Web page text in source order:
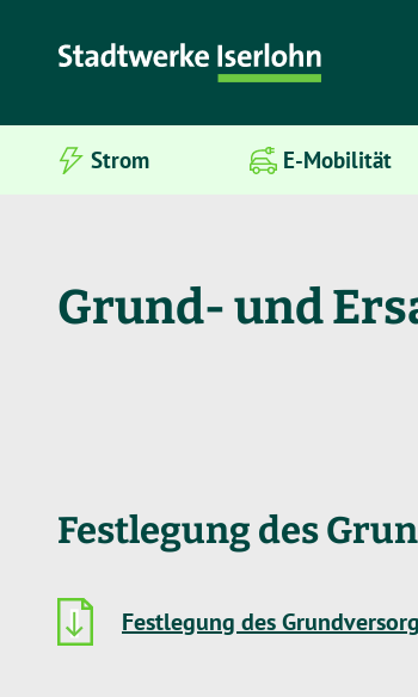
Strom E-Mobilität
Grund- und
Festlegung des
Festlegung des